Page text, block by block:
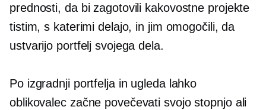
prednosti, da bi zagotovili kakovostne projekte
tistim, s katerimi delajo, in jim omogočili, da
ustvarijo portfelj svojega dela.
Po izgradnji portfelja in ugleda lahko
oblikovalec začne povečevati svojo stopnjo ali